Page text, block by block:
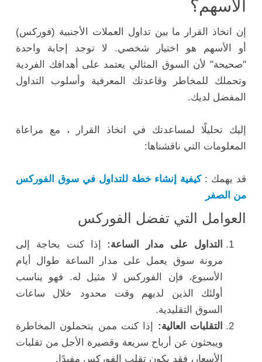
الأسهم؟
إن اتخاذ القرار ما بين تداول العملات الأجنبية (فوركس)
أو الأسهم هو اختيار شخصي. لا توجد إجابة واحدة
"صحيحة" لأن السوق المثالي يعتمد على أهدافك الفردية
وتحملك للمخاطر وقاعدتك المعرفية وأسلوب التداول
المفضل لديك.
إليك تحليلًا لمساعدتك في اتخاذ القرار ، مع مراعاة
المعلومات التي ناقشناها:
قد يهمك :كيفية إنشاء خطة للتداول في سوق الفوركس
من الصفر
العوامل التي تفضل الفوركس
التداول على مدار الساعة: إذا كنت بحاجة إلى
مرونة سوق يعمل على مدار الساعة طوال أيام
الأسبوع، فإن الفوركس لا مثيل له. فهو يناسب
أولئك الذين لديهم وقت محدود خلال ساعات
السوق التقليدية.
التقلبات العالية: إذا كنت ممن يتحملون المخاطرة
ويبحثون عن أرباح سريعة وقصيرة الأجل من تقلبات
الأسعار، فقد يكون تقلب الفوركس مفيدًا.